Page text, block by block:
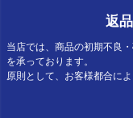
返
当店では、商品の初期不良
を承っております。
原則として、お客様都合に